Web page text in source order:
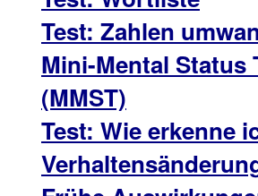
Test: Zahlen
Mini-Mental Status
(MMST)
Test: Wie erkenne